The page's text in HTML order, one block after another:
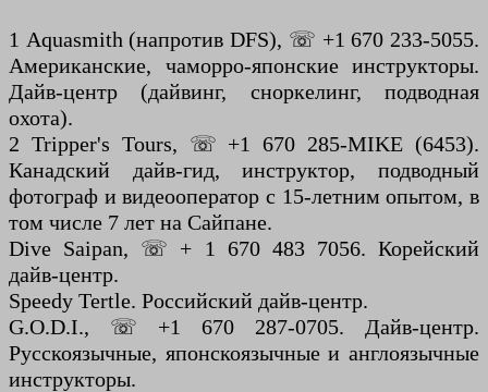
1 Aquasmith (напротив DFS), ☏ +1 670 233-5055.
Американские, чаморро-японские инструкторы.
Дайв-центр (дайвинг, сноркелинг, подводная
охота).
2 Tripper's Tours, ☏ +1 670 285-MIKE (6453).
Канадский дайв-гид, инструктор, подводный
фотограф и видеооператор с 15-летним опытом, в
том числе 7 лет на Сайпане.
Dive Saipan, ☏ + 1 670 483 7056. Корейский
дайв-центр.
Speedy Tertle. Российский дайв-центр.
G.O.D.I., ☏ +1 670 287-0705. Дайв-центр.
Русскоязычные, японскоязычные и англоязычные
инструкторы.